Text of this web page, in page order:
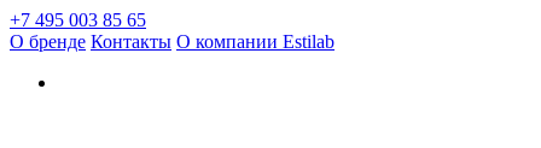
+7 495 003 85 65
О бренде Контакты О компании Estilab